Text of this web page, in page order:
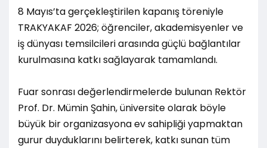
8 Mayıs’ta gerçekleştirilen kapanış töreniyle
TRAKYAKAF 2026; öğrenciler, akademisyenler ve
iş dünyası temsilcileri arasında güçlü bağlantılar
kurulmasına katkı sağlayarak tamamlandı.
Fuar sonrası değerlendirmelerde bulunan Rektör
Prof. Dr. Mümin Şahin, üniversite olarak böyle
büyük bir organizasyona ev sahipliği yapmaktan
gurur duyduklarını belirterek, katkı sunan tüm